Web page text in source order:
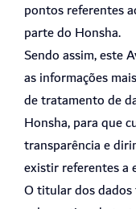
pontos referentes
parte do Honsha.
Sendo assim, este
as informações
de tratamento de
Honsha, para que
transparência e
existir referentes a
O titular dos